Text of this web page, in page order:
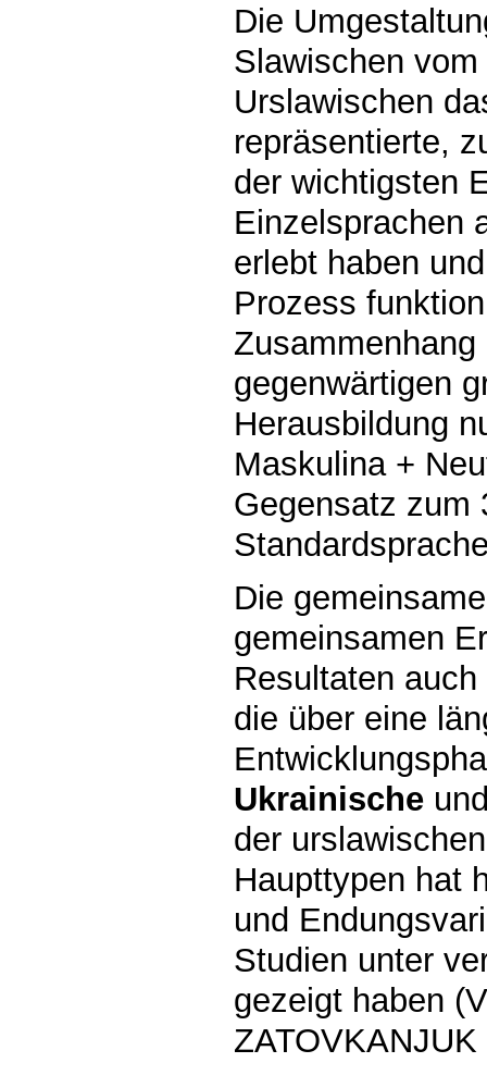
Die
Slawischen
Urslawischen
repräsentierte,
der wichtigsten
Einzelsprachen
erlebt haben
Prozess
gegenwärtigen
Herausbildung
Maskulina +
Gegensatz zum
Die
gemeinsamen
Resultaten
die über eine
Ukrainische
der
Haupttypen hat
und
Studien unter
gezeigt haben
ZATOVKANJUK